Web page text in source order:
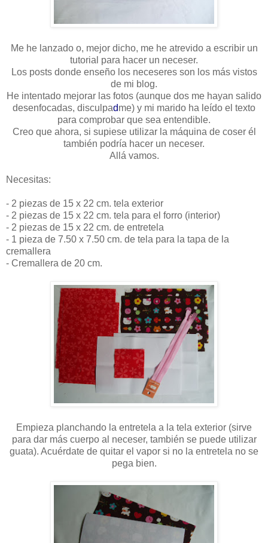
Me he lanzado o, mejor dicho, me he atrevido a escribir un
tutorial para hacer un neceser.
Los posts donde enseño los neceseres son los más vistos
de mi blog.
He intentado mejorar las fotos (aunque dos me hayan salido
desenfocadas, disculpadme) y mi marido ha leído el texto
para comprobar que sea entendible.
Creo que ahora, si supiese utilizar la máquina de coser él
también podría hacer un neceser.
Allá vamos.
Necesitas:
- 2 piezas de 15 x 22 cm. tela exterior
- 2 piezas de 15 x 22 cm. tela para el forro (interior)
- 2 piezas de 15 x 22 cm. de entretela
- 1 pieza de 7.50 x 7.50 cm. de tela para la tapa de la
cremallera
- Cremallera de 20 cm.
Empieza planchando la entretela a la tela exterior (sirve
para dar más cuerpo al neceser, también se puede utilizar
guata). Acuérdate de quitar el vapor si no la entretela no se
pega bien.